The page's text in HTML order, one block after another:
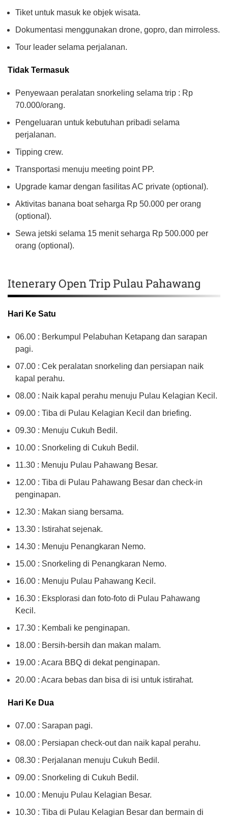
Tiket untuk masuk ke objek wisata.
Dokumentasi menggunakan drone, gopro, dan mirroless.
Tour leader selama perjalanan.
Tidak Termasuk
Penyewaan peralatan snorkeling selama trip : Rp
70.000/orang.
Pengeluaran untuk kebutuhan pribadi selama
perjalanan.
Tipping crew.
Transportasi menuju meeting point PP.
Upgrade kamar dengan fasilitas AC private (optional).
Aktivitas banana boat seharga Rp 50.000 per orang
(optional).
Sewa jetski selama 15 menit seharga Rp 500.000 per
orang (optional).
Itenerary Open Trip Pulau Pahawang
Hari Ke Satu
06.00 : Berkumpul Pelabuhan Ketapang dan sarapan
pagi.
07.00 : Cek peralatan snorkeling dan persiapan naik
kapal perahu.
08.00 : Naik kapal perahu menuju Pulau Kelagian Kecil.
09.00 : Tiba di Pulau Kelagian Kecil dan briefing.
09.30 : Menuju Cukuh Bedil.
10.00 : Snorkeling di Cukuh Bedil.
11.30 : Menuju Pulau Pahawang Besar.
12.00 : Tiba di Pulau Pahawang Besar dan check-in
penginapan.
12.30 : Makan siang bersama.
13.30 : Istirahat sejenak.
14.30 : Menuju Penangkaran Nemo.
15.00 : Snorkeling di Penangkaran Nemo.
16.00 : Menuju Pulau Pahawang Kecil.
16.30 : Eksplorasi dan foto-foto di Pulau Pahawang
Kecil.
17.30 : Kembali ke penginapan.
18.00 : Bersih-bersih dan makan malam.
19.00 : Acara BBQ di dekat penginapan.
20.00 : Acara bebas dan bisa di isi untuk istirahat.
Hari Ke Dua
07.00 : Sarapan pagi.
08.00 : Persiapan check-out dan naik kapal perahu.
08.30 : Perjalanan menuju Cukuh Bedil.
09.00 : Snorkeling di Cukuh Bedil.
10.00 : Menuju Pulau Kelagian Besar.
10.30 : Tiba di Pulau Kelagian Besar dan bermain di